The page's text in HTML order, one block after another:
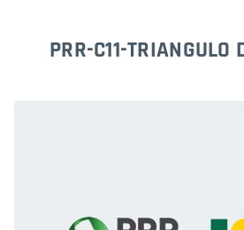
PRR-C11-TRIANGULO